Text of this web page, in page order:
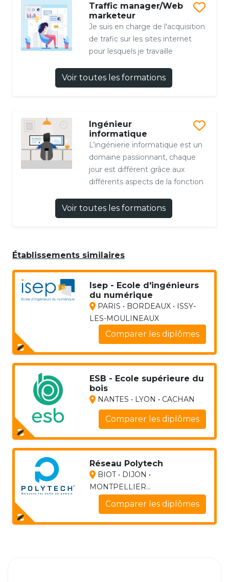
Traffic manager/Web
marketeur
Je suis en charge de l'acquisition
de trafic sur les sites internet
pour lesquels je travaille
Voir toutes les formations
Ingénieur
informatique
L’ingénierie informatique est un
domaine passionnant, chaque
jour est différent grâce aux
différents aspects de la fonction
Voir toutes les formations
Établissements similaires
Isep - Ecole d'ingénieurs
du numérique
PARIS • BORDEAUX • ISSY-
LES-MOULINEAUX
Comparer les diplômes
ESB - Ecole supérieure du
bois
NANTES • LYON • CACHAN
Comparer les diplômes
Réseau Polytech
BIOT • DIJON •
MONTPELLIER...
Comparer les diplômes